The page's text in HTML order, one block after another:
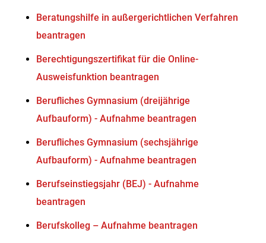
Beratungshilfe in außergerichtlichen Verfahren
beantragen
Berechtigungszertifikat für die Online-
Ausweisfunktion beantragen
Berufliches Gymnasium (dreijährige
Aufbauform) - Aufnahme beantragen
Berufliches Gymnasium (sechsjährige
Aufbauform) - Aufnahme beantragen
Berufseinstiegsjahr (BEJ) - Aufnahme
beantragen
Berufskolleg – Aufnahme beantragen